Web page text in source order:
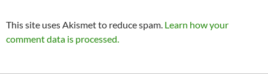
This site uses Akismet to reduce spam. Learn how your
comment data is processed.